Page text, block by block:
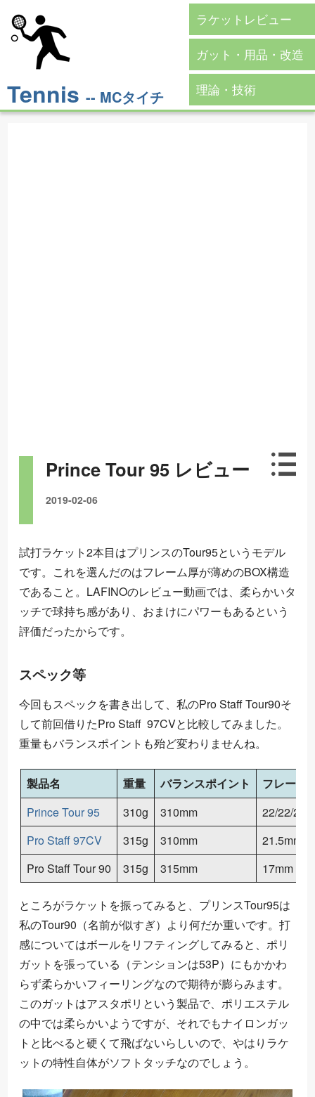
Tennis -- MCタイチ
ラケットレビュー
ガット・用品・改造
理論・技術
Prince Tour 95 レビュー
2019-02-06
試打ラケット2本目はプリンスのTour95というモデル
です。これを選んだのはフレーム厚が薄めのBOX構造
であること。LAFINOのレビュー動画では、柔らかいタ
ッチで球持ち感があり、おまけにパワーもあるという
評価だったからです。
スペック等
今回もスペックを書き出して、私のPro Staff Tour90そ
して前回借りたPro Staff 97CVと比較してみました。
重量もバランスポイントも殆ど変わりませんね。
製品名 重量 バランスポイント
フレーム
Prince Tour 95
310g 310mm
22/22/
Pro Staff 97CV
315g 310mm
21.5mm
Pro Staff Tour 90
315g 315mm 17mm
ところがラケットを振ってみると、プリンスTour95は
私のTour90（名前が似すぎ）より何だか重いです。打
感についてはボールをリフティングしてみると、ポリ
ガットを張っている（テンションは53P）にもかかわ
らず柔らかいフィーリングなので期待が膨らみます。
このガットはアスタポリという製品で、ポリエステル
の中では柔らかいようですが、それでもナイロンガッ
トと比べると硬くて飛ばないらしいので、やはりラケ
ットの特性自体がソフトタッチなのでしょう。